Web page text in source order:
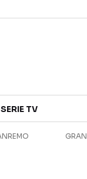
ANTEPRIME
SERIE TV